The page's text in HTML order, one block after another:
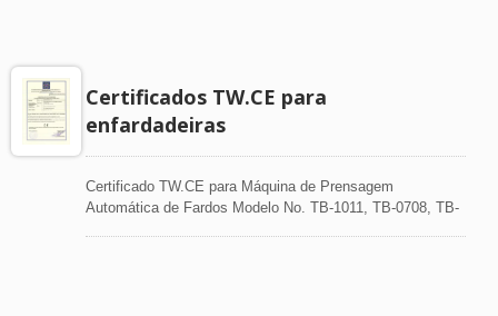
Certificados TW.CE para
enfardadeiras
Certificado TW.CE para Máquina de Prensagem
Automática de Fardos Modelo No. TB-1011, TB-0708, TB-